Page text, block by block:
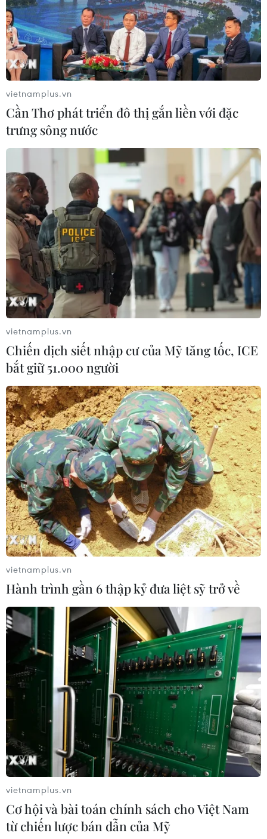
vietnamplus.vn
Cần Thơ phát triển đô thị gắn liền với đặc
trưng sông nước
vietnamplus.vn
Chiến dịch siết nhập cư của Mỹ tăng tốc, ICE
bắt giữ 51.000 người
vietnamplus.vn
Hành trình gần 6 thập kỷ đưa liệt sỹ trở về
vietnamplus.vn
Cơ hội và bài toán chính sách cho Việt Nam
từ chiến lược bán dẫn của Mỹ